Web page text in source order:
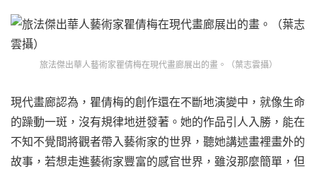
旅法傑出華人藝術家瞿倩梅在現代畫廊展出的畫。（葉志雲攝）
現代畫廊認為，瞿倩梅的創作還在不斷地演變中，就像⽣命
的躁動⼀斑，沒有規律地迸發著。她的作品引⼈⼊勝，能在
不知不覺間將觀者帶⼊藝術家的世界，聽她講述畫裡畫外的
故事，若想⾛進藝術家豐富的感官世界，雖沒那麼簡單，但